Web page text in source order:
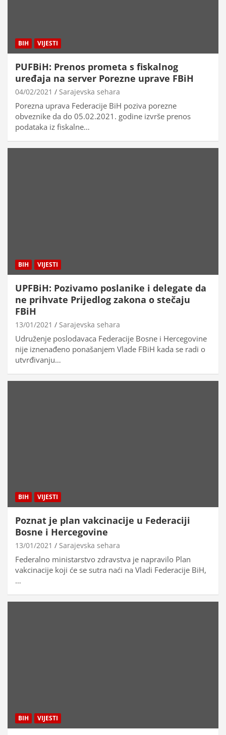
BIH VIJESTI
PUFBiH: Prenos prometa s fiskalnog
uređaja na server Porezne uprave FBiH
04/02/2021 Sarajevska sehara
Porezna uprava Federacije BiH poziva porezne
obveznike da do 05.02.2021. godine izvrše prenos
podataka iz fiskalne…
BIH VIJESTI
UPFBiH: Pozivamo poslanike i delegate da
ne prihvate Prijedlog zakona o stečaju
FBiH
13/01/2021 Sarajevska sehara
Udruženje poslodavaca Federacije Bosne i Hercegovine
nije iznenađeno ponašanjem Vlade FBiH kada se radi o
utvrđivanju…
BIH VIJESTI
Poznat je plan vakcinacije u Federaciji
Bosne i Hercegovine
13/01/2021 Sarajevska sehara
Federalno ministarstvo zdravstva je napravilo Plan
vakcinacije koji će se sutra naći na Vladi Federacije BiH,
…
BIH VIJESTI